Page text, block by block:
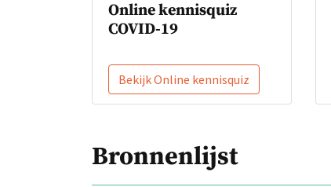
Online kennisquiz
COVID-19
Bekijk Online kennisquiz
Bronnenlijst